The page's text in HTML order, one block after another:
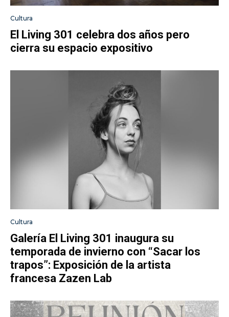
Cultura
El Living 301 celebra dos años pero
cierra su espacio expositivo
Cultura
Galería El Living 301 inaugura su
temporada de invierno con “Sacar los
trapos”: Exposición de la artista
francesa Zazen Lab